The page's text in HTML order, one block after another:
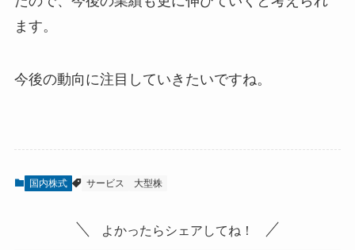
ます。
今後の動向に注目していきたいですね。
国内株式 サービス 大型株
よかったらシェアしてね！